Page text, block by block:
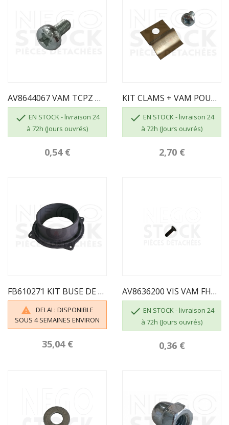
AV8644067 VAM TCPZ M04X06 ZN CL.4.8 INVICTA
 EN STOCK - livraison 24
à 72h (Jours ouvrés)
0,54 €
KIT CLAMS + VAM POUR FIXATION DE VITRE -...
 EN STOCK - livraison 24
à 72h (Jours ouvrés)
2,70 €
FB610271 KIT BUSE DE 150 INVICTA

DELAI : DISPONIBLE
SOUS 4 SEMAINES ENVIRON
35,04 €
AV8636200 VIS VAM FHC M06X020 BRUT CL.10.9
 EN STOCK - livraison 24
à 72h (Jours ouvrés)
0,36 €